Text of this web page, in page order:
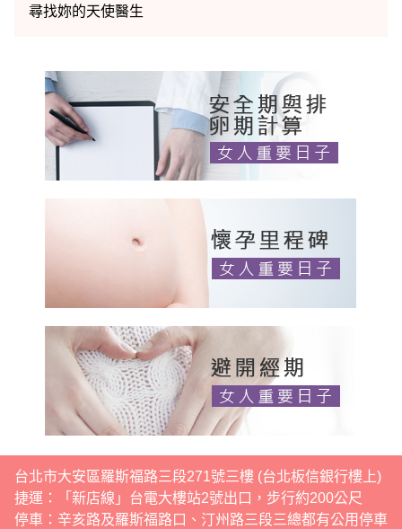
尋找妳的天使醫生
台北市大安區羅斯福路三段271號三樓 (台北板信銀行樓上)
捷運：「新店線」台電大樓站2號出口，步行約200公尺
停車：辛亥路及羅斯福路口、汀州路三段三總都有公用停車